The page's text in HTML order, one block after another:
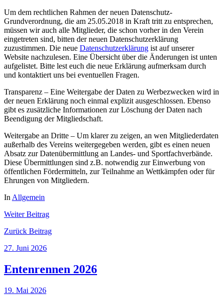
Um dem rechtlichen Rahmen der neuen Datenschutz-
Grundverordnung, die am 25.05.2018 in Kraft tritt zu entsprechen,
müssen wir auch alle Mitglieder, die schon vorher in den Verein
eingetreten sind, bitten der neuen Datenschutzerklärung
zuzustimmen. Die neue Datenschutzerklärung ist auf unserer
Website nachzulesen. Eine Übersicht über die Änderungen ist unten
aufgelistet. Bitte lest euch die neue Erklärung aufmerksam durch
und kontaktiert uns bei eventuellen Fragen.
Transparenz – Eine Weitergabe der Daten zu Werbezwecken wird in
der neuen Erklärung noch einmal explizit ausgeschlossen. Ebenso
gibt es zusätzliche Informationen zur Löschung der Daten nach
Beendigung der Mitgliedschaft.
Weitergabe an Dritte – Um klarer zu zeigen, an wen Mitgliederdaten
außerhalb des Vereins weitergegeben werden, gibt es einen neuen
Absatz zur Datenübermittlung an Landes- und Sportfachverbände.
Diese Übermittlungen sind z.B. notwendig zur Einwerbung von
öffentlichen Fördermitteln, zur Teilnahme an Wettkämpfen oder für
Ehrungen von Mitgliedern.
In Allgemein
WeiterBeitrag
Zurück Beitrag
27. Juni 2026
Entenrennen 2026
19. Mai 2026